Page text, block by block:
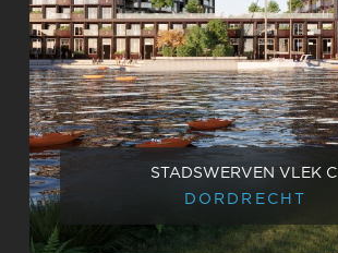
STADSWERVEN VLEK C
DORDRECHT